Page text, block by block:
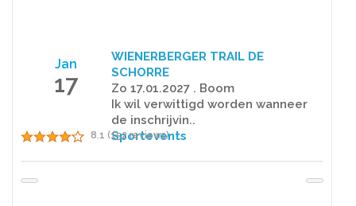
Jan
17
WIENERBERGER TRAIL DE
SCHORRE
Zo 17.01.2027 . Boom
Ik wil verwittigd worden wanneer
de inschrijvin..
Sportevents
8.1 (152 reviews)